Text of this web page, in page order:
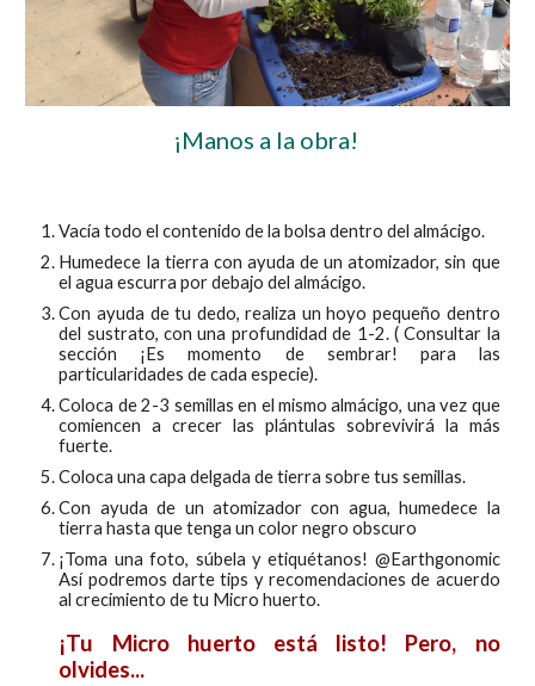
¡Manos a la obra!
Vacía todo el contenido de la bolsa dentro del almácigo.
Humedece la tierra con ayuda de un atomizador, sin que
el agua escurra por debajo del almácigo.
Con ayuda de tu dedo, realiza un hoyo pequeño dentro
del sustrato, con una profundidad de 1-2. ( Consultar la
sección ¡Es momento de sembrar! para las
particularidades de cada especie).
Coloca de 2-3 semillas en el mismo almácigo, una vez que
comiencen a crecer las plántulas sobrevivirá la más
fuerte.
Coloca una capa delgada de tierra sobre tus semillas.
Con ayuda de un atomizador con agua, humedece la
tierra hasta que tenga un color negro obscuro
¡Toma una foto, súbela y etiquétanos! @Earthgonomic
Así podremos darte tips y recomendaciones de acuerdo
al crecimiento de tu Microhuerto.
¡Tu Micro huertoestá listo! Pero, no
olvides...